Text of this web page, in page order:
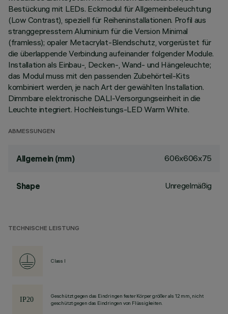
Bestückung mit LEDs. Eckmodul für Allgemeinbeleuchtung
(Low Contrast), speziell für Reiheninstallationen. Profil aus
stranggepresstem Aluminium für die Version Minimal
(framless); opaler Metacrylat-Blendschutz, vorgerüstet für
die überlappende Verbindung aufeinander folgender Module.
Installation als Einbau-, Decken-, Wand- und Hängeleuchte;
das Modul muss mit den passenden Zubehörteil-Kits
kombiniert werden, je nach Art der gewählten Installation.
Dimmbare elektronische DALI-Versorgungseinheit in die
Leuchte integriert. Hochleistungs-LED Warm White.
ABMESSUNGEN
Allgemein (mm) 606x606x75
Shape Unregelmäßig
TECHNISCHE LEISTUNG
Class I
Geschützt gegen das Eindringen fester Körper größer als 12 mm, nicht
geschützt gegen das Eindringen von Flüssigkeiten.